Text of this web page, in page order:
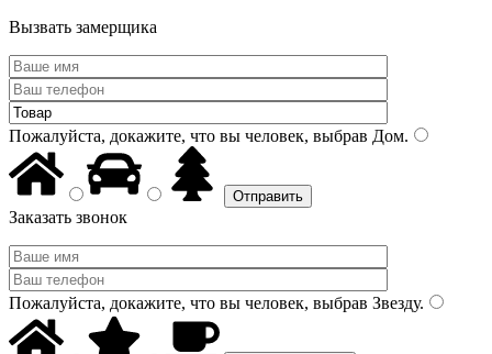
Вызвать замерщика
Пожалуйста, докажите, что вы человек, выбрав Дом.
Заказать звонок
Пожалуйста, докажите, что вы человек, выбрав Звезду.